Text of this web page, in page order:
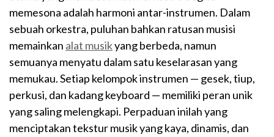
memesona adalah harmoni antar-instrumen. Dalam
sebuah orkestra, puluhan bahkan ratusan musisi
memainkan alat musikyang berbeda, namun
semuanya menyatu dalam satu keselarasan yang
memukau. Setiap kelompok instrumen — gesek, tiup,
perkusi, dan kadang keyboard — memiliki peran unik
yang saling melengkapi. Perpaduan inilah yang
menciptakan tekstur musik yang kaya, dinamis, dan